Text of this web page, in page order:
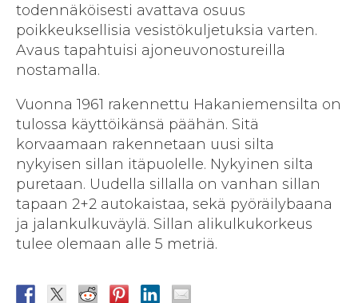
todennäköisesti avattava osuus
poikkeuksellisia vesistökuljetuksia varten.
Avaus tapahtuisi ajoneuvonostureilla
nostamalla.
Vuonna 1961 rakennettu Hakaniemensilta on
tulossa käyttöikänsä päähän. Sitä
korvaamaan rakennetaan uusi silta
nykyisen sillan itäpuolelle. Nykyinen silta
puretaan. Uudella sillalla on vanhan sillan
tapaan 2+2 autokaistaa, sekä pyöräilybaana
ja jalankulkuväylä. Sillan alikulkukorkeus
tulee olemaan alle 5 metriä.